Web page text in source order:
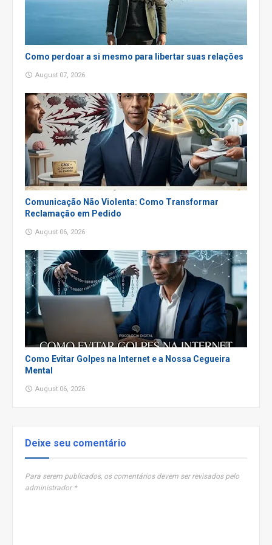
Como perdoar a si mesmo para libertar suas relações
August 07, 2026
Comunicação Não Violenta: Como Transformar
Reclamação em Pedido
August 06, 2026
Como Evitar Golpes na Internet e a Nossa Cegueira
Mental
August 06, 2026
Deixe seu comentário
Para serem publicados, os comentários devem ser revisados pelo
administrador *